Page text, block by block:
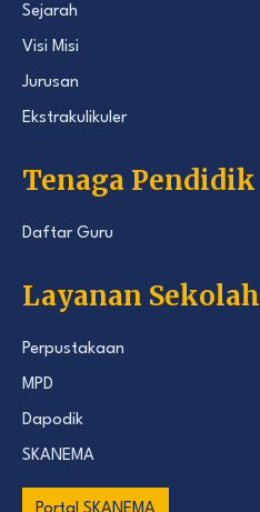
Sejarah
Visi Misi
Jurusan
Ekstrakulikuler
Tenaga Pendidik
Daftar Guru
Layanan Sekolah
Perpustakaan
MPD
Dapodik
SKANEMA